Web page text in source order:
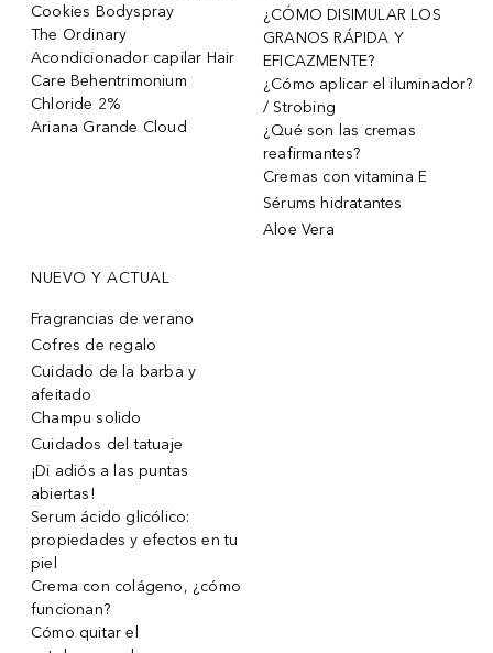
Cookies Bodyspray
The Ordinary
Acondicionador capilar Hair
Care Behentrimonium
Chloride 2%
Ariana Grande Cloud
¿CÓMO DISIMULAR LOS
GRANOS RÁPIDA Y
EFICAZMENTE?
¿Cómo aplicar el iluminador?
/ Strobing
¿Qué son las cremas
reafirmantes?
Cremas con vitamina E
Sérums hidratantes
Aloe Vera
NUEVO Y ACTUAL
Fragrancias de verano
Cofres de regalo
Cuidado de la barba y
afeitado
Champu solido
Cuidados del tatuaje
¡Di adiós a las puntas
abiertas!
Serum ácido glicólico:
propiedades y efectos en tu
piel
Crema con colágeno, ¿cómo
funcionan?
Cómo quitar el